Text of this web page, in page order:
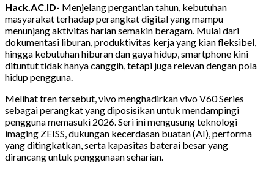
Hack.AC.ID- Menjelang pergantian tahun, kebutuhan
masyarakat terhadap perangkat digital yang mampu
menunjang aktivitas harian semakin beragam. Mulai dari
dokumentasi liburan, produktivitas kerja yang kian fleksibel,
hingga kebutuhan hiburan dan gaya hidup, smartphone kini
dituntut tidak hanya canggih, tetapi juga relevan dengan pola
hidup pengguna.
Melihat tren tersebut, vivo menghadirkan vivo V60 Series
sebagai perangkat yang diposisikan untuk mendampingi
pengguna memasuki 2026. Seri ini mengusung teknologi
imaging ZEISS, dukungan kecerdasan buatan (AI), performa
yang ditingkatkan, serta kapasitas baterai besar yang
dirancang untuk penggunaan seharian.